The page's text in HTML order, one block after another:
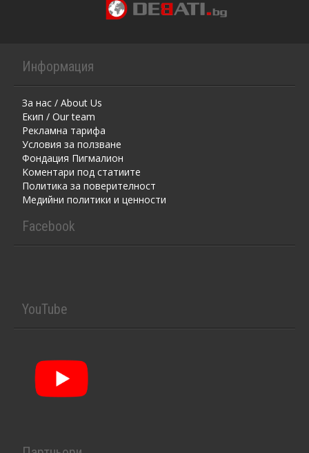
Информация
За нас / About Us
Екип / Our team
Рекламна тарифа
Условия за ползване
Фондация Пигмалион
Kоментaри под статиите
Политика за поверителност
Медийни политики и ценности
Facebook
YouTube